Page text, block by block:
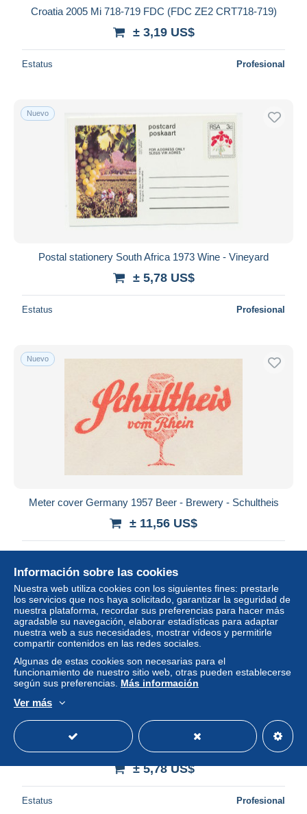
Croatia 2005 Mi 718-719 FDC (FDC ZE2 CRT718-719)
± 3,19 US$
Estatus Profesional
Nuevo
Postal stationery South Africa 1973 Wine - Vineyard
± 5,78 US$
Estatus Profesional
Nuevo
Meter cover Germany 1957 Beer - Brewery - Schultheis
± 11,56 US$
Nuevo
Publibel - Postal stationery Belgium 1980 Wine
± 5,78 US$
Estatus Profesional
Información sobre las cookies
Nuestra web utiliza cookies con los siguientes fines: prestarle
los servicios que nos haya solicitado, garantizar la seguridad de
nuestra plataforma, recordar sus preferencias para hacer más
agradable su navegación, elaborar estadísticas para adaptar
nuestra web a sus necesidades, mostrar vídeos y permitirle
compartir contenidos en las redes sociales.
Algunas de estas cookies son necesarias para el
funcionamiento de nuestro sitio web, otras pueden establecerse
según sus preferencias. Más información
Ver más